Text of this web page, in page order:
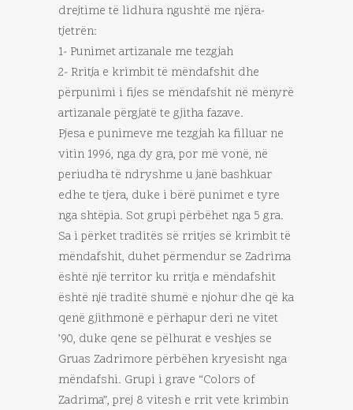
drejtime të lidhura ngushtë me njëra-
tjetrën:
1- Punimet artizanale me tezgjah
2- Rritja e krimbit të mëndafshit dhe
përpunimi i fijes se mëndafshit në mënyrë
artizanale përgjatë te gjitha fazave.
Pjesa e punimeve me tezgjah ka filluar ne
vitin 1996, nga dy gra, por më vonë, në
periudha të ndryshme u janë bashkuar
edhe te tjera, duke i bërë punimet e tyre
nga shtëpia. Sot grupi përbëhet nga 5 gra.
Sa i përket traditës së rritjes së krimbit të
mëndafshit, duhet përmendur se Zadrima
është një territor ku rritja e mëndafshit
është një traditë shumë e njohur dhe që ka
qenë gjithmonë e përhapur deri ne vitet
’90, duke qene se pëlhurat e veshjes se
Gruas Zadrimore përbëhen kryesisht nga
mëndafshi. Grupi i grave “Colors of
Zadrima”, prej 8 vitesh e rrit vete krimbin